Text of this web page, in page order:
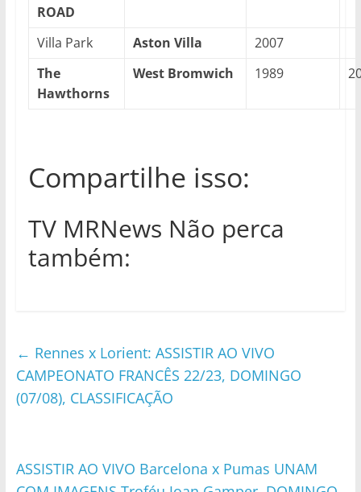
ROAD
Villa Park Aston Villa
2007
The
Hawthorns
West Bromwich 1989
Compartilhe isso:
TV MRNews Não perca
também:
← Rennes x Lorient: ASSISTIR AO VIVO
CAMPEONATO FRANCÊS 22/23, DOMINGO
(07/08), CLASSIFICAÇÃO
ASSISTIR AO VIVO Barcelona x Pumas UNAM